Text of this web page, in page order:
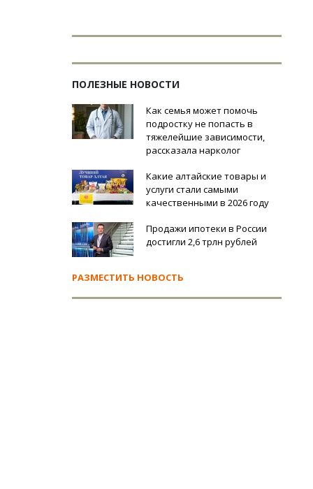
ПОЛЕЗНЫЕ НОВОСТИ
Как семья может помочь
подростку не попасть в
тяжелейшие зависимости,
рассказала нарколог
Какие алтайские товары и
услуги стали самыми
качественными в 2026 году
Продажи ипотеки в России
достигли 2,6 трлн рублей
РАЗМЕСТИТЬ НОВОСТЬ